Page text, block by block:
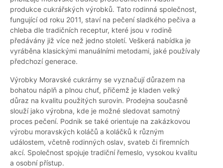
produkce cukrářských výrobků. Tato rodinná společnost,
fungující od roku 2011, staví na pečení sladkého pečiva a
chleba dle tradičních receptur, které jsou v rodině
předávány již více než jedno století. Veškerá nabídka je
vyráběna klasickými manuálními metodami, jaké používaly
předchozí generace.
Výrobky Moravské cukrárny se vyznačují důrazem na
bohatou náplň a plnou chuť, přičemž je kladen velký
důraz na kvalitu použitých surovin. Prodejna současně
slouží jako výrobna, kde je možné sledovat samotný
proces pečení. Podnik se také orientuje na zakázkovou
výrobu moravských koláčů a koláčků k různým
událostem, včetně rodinných oslav, svateb či firemních
akcí. Společnost spojuje tradiční řemeslo, vysokou kvalitu
a osobní přístup.